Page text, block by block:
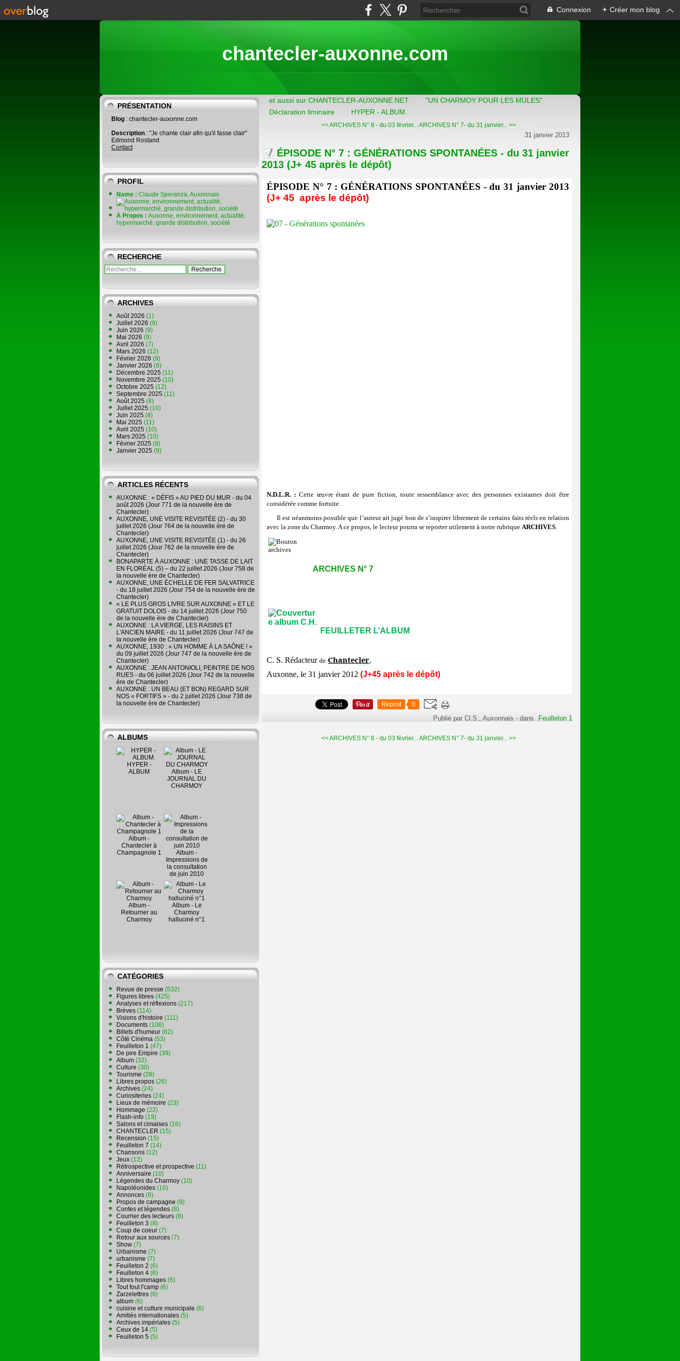
Connexion + Créer mon blog
chantecler-auxonne.com
PRÉSENTATION
Blog : chantecler-auxonne.com
Description : "Je chante clair afin qu'il fasse clair"
Edmond Rostand
Contact
PROFIL
Name : Claude Speranza, Auxonnais
À Propos : Auxonne, environnement, actualité,
hypermarché, grande distribution, société
RECHERCHE
ARCHIVES
Août 2026 (1)
Juillet 2026 (9)
Juin 2026 (9)
Mai 2026 (9)
Avril 2026 (7)
Mars 2026 (12)
Février 2026 (9)
Janvier 2026 (9)
Décembre 2025 (11)
Novembre 2025 (10)
Octobre 2025 (12)
Septembre 2025 (11)
Août 2025 (8)
Juillet 2025 (10)
Juin 2025 (8)
Mai 2025 (11)
Avril 2025 (10)
Mars 2025 (10)
Février 2025 (8)
Janvier 2025 (9)
ARTICLES RÉCENTS
AUXONNE : « DÉFIS » AU PIED DU MUR - du 04
août 2026 (Jour 771 de la nouvelle ère de
Chantecler)
AUXONNE, UNE VISITE REVISITÉE (2) - du 30
juillet 2026 (Jour 764 de la nouvelle ère de
Chantecler)
AUXONNE, UNE VISITE REVISITÉE (1) - du 26
juillet 2026 (Jour 762 de la nouvelle ère de
Chantecler)
BONAPARTE À AUXONNE : UNE TASSE DE LAIT
EN FLORÉAL (5) – du 22 juillet 2026 (Jour 758 de
la nouvelle ère de Chantecler)
AUXONNE, UNE ÉCHELLE DE FER SALVATRICE
- du 18 juillet 2026 (Jour 754 de la nouvelle ère de
Chantecler)
« LE PLUS GROS LIVRE SUR AUXONNE » ET LE
GRATUIT DOLOIS - du 14 juillet 2026 (Jour 750
de la nouvelle ère de Chantecler)
AUXONNE : LA VIERGE, LES RAISINS ET
L'ANCIEN MAIRE - du 11 juillet 2026 (Jour 747 de
la nouvelle ère de Chantecler)
AUXONNE, 1930 : « UN HOMME À LA SAÔNE ! »
du 09 juillet 2026 (Jour 747 de la nouvelle ère de
Chantecler)
AUXONNE : JEAN ANTONIOLI, PEINTRE DE NOS
RUES - du 06 juillet 2026 (Jour 742 de la nouvelle
ère de Chantecler)
AUXONNE : UN BEAU (ET BON) REGARD SUR
NOS « FORTIFS » - du 2 juillet 2026 (Jour 738 de
la nouvelle ère de Chantecler)
ALBUMS
HYPER -
ALBUM
Album - LE
JOURNAL DU
CHARMOY
Album -
Chantecler à
Champagnole 1
Album -
Impressions de
la consultation
de juin 2010
Album -
Retourner au
Charmoy
Album - Le
Charmoy
halluciné n°1
CATÉGORIES
Revue de presse (532)
Figures libres (425)
Analyses et réflexions (217)
Brèves (114)
Visions d'histoire (111)
Documents (106)
Billets d'humeur (62)
Côté Cinéma (53)
Feuilleton 1 (47)
De pire Empire (39)
Album (32)
Culture (30)
Tourisme (28)
Libres propos (26)
Archives (24)
Curiositeries (24)
Lieux de mémoire (23)
Hommage (22)
Flash-info (19)
Salons et cimaises (16)
CHANTECLER (15)
Recension (15)
Feuilleton 7 (14)
Chansons (12)
Jeux (12)
Rétrospective et prospective (11)
Anniversaire (10)
Légendes du Charmoy (10)
Napoléonides (10)
Annonces (9)
Propos de campagne (9)
Contes et légendes (8)
Courrier des lecteurs (8)
Feuilleton 3 (8)
Coup de coeur (7)
Retour aux sources (7)
Show (7)
Urbanisme (7)
urbanisme (7)
Feuilleton 2 (6)
Feuilleton 4 (6)
Libres hommages (6)
Tout fout l'camp (6)
Zarzelettres (6)
album (6)
cuisine et culture municipale (6)
Amitiés internationales (5)
Archives impériales (5)
Ceux de 14 (5)
Feuilleton 5 (5)
et aussi sur CHANTECLER-AUXONNE.NET
"UN CHARMOY POUR LES MULES"
Déclaration liminaire
HYPER - ALBUM
<< ARCHIVES N° 8 - du 03 février...ARCHIVES N° 7- du 31 janvier... >>
31 janvier 2013
ÉPISODE N° 7 : GÉNÉRATIONS SPONTANÉES - du 31 janvier
2013 (J+ 45 après le dépôt)
ÉPISODE N° 7 : GÉNÉRATIONS SPONTANÉES - du 31 janvier 2013
(J+ 45 après le dépôt)
N.D.L.R. : Cette œuvre étant de pure fiction, toute ressemblance avec des personnes existantes doit être
considérée comme fortuite.
Il est néanmoins possible que l’auteur ait jugé bon de s’inspirer librement de certains faits réels en relation
avec la zone du Charmoy. A ce propos, le lecteur pourra se reporter utilement à notre rubrique ARCHIVES.
ARCHIVES N° 7
FEUILLETER L’ALBUM
C. S. Rédacteur de Chantecler,
Auxonne, le 31 janvier 2012 (J+45 après le dépôt)
Repost 0
Publié par Cl.S., Auxonnais -dans Feuilleton 1
<< ARCHIVES N° 8 - du 03 février...ARCHIVES N° 7- du 31 janvier... >>